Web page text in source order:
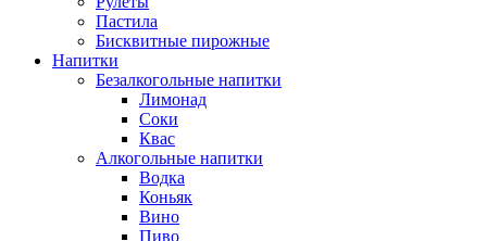
Пастила
Бисквитные пирожные
Напитки
Безалкогольные напитки
Лимонад
Соки
Квас
Алкогольные напитки
Водка
Коньяк
Вино
Пиво